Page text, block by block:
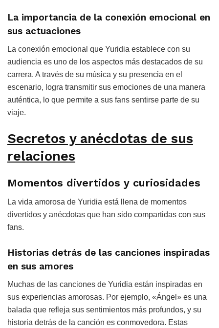
La importancia de la conexión emocional en
sus actuaciones
La conexión emocional que Yuridia establece con su
audiencia es uno de los aspectos más destacados de su
carrera. A través de su música y su presencia en el
escenario, logra transmitir sus emociones de una manera
auténtica, lo que permite a sus fans sentirse parte de su
viaje.
Secretos y anécdotas de sus
relaciones
Momentos divertidos y curiosidades
La vida amorosa de Yuridia está llena de momentos
divertidos y anécdotas que han sido compartidas con sus
fans.
Historias detrás de las canciones inspiradas
en sus amores
Muchas de las canciones de Yuridia están inspiradas en
sus experiencias amorosas. Por ejemplo, «Ángel» es una
balada que refleja sus sentimientos más profundos, y su
historia detrás de la canción es conmovedora. Estas